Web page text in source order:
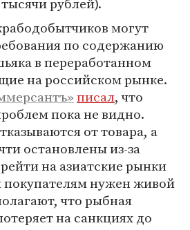
могут
по содержанию
в переработанном
на российском рынке.
писал, что
пока не видно.
от товара, а
остановлены из-за
на азиатские рынки
покупателям нужен живой
что рыбная
на санкциях до